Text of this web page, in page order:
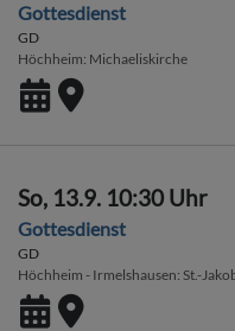
Gottesdienst
GD
Höchheim Michaeliskirche
So, 13.9. 10:30 Uhr
Gottesdienst
GD
Höchheim - Irmelshausen St.-